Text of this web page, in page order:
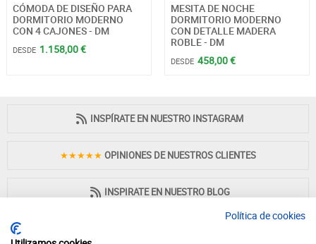
CÓMODA DE DISEÑO PARA
DORMITORIO MODERNO
CON 4 CAJONES - DM
DESDE 1.158,00 €
MESITA DE NOCHE
DORMITORIO MODERNO
CON DETALLE MADERA
ROBLE - DM
DESDE 458,00 €
INSPÍRATE EN NUESTRO INSTAGRAM
★★★★★ OPINIONES DE NUESTROS CLIENTES
INSPIRATE EN NUESTRO BLOG
Política de cookies